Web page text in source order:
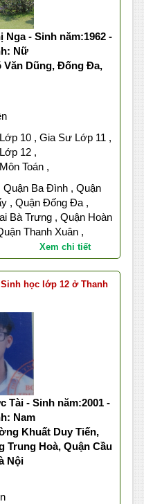
Nga - Sinh năm:1962 -
Nữ
Văn Dũng, Đống Đa,
10 , Gia Sư Lớp 11 ,
12 ,
Toán ,
Quận Ba Đình , Quận
, Quận Đống Đa ,
Bà Trưng , Quận Hoàn
Thanh Xuân ,
Xem chi tiết
học lớp 12 ở Thanh
Tài - Sinh năm:2001 -
Nam
Khuất Duy Tiến,
Trung Hoà, Quận Cầu
Nội